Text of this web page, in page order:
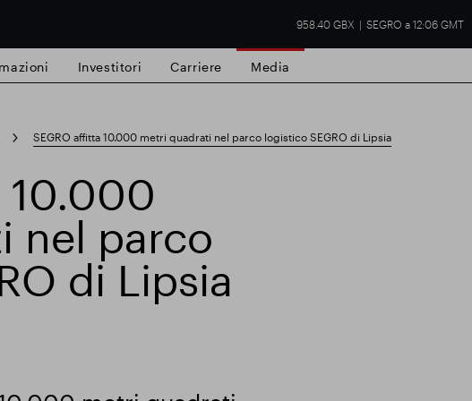
958.40 GBX SEGRO a 12:06 GMT
proprietà commerciale
Investitori Carriere Media
SEGRO affitta 10.000 metri quadrati nel parco logistico SEGRO di Lipsia
10.000
nel parco
di Lipsia